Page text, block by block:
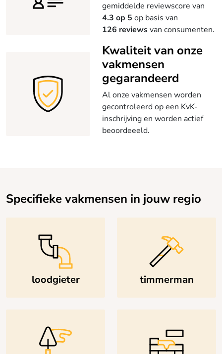
gemiddelde reviewscore van
4.3 op 5 op basis van
126 reviewsvan consumenten.
Kwaliteit van onze
vakmensen
gegarandeerd
Al onze vakmensen worden
gecontroleerd op een KvK-
inschrijving en worden actief
beoordeeeld.
Specifieke vakmensen in jouw regio
loodgieter timmerman